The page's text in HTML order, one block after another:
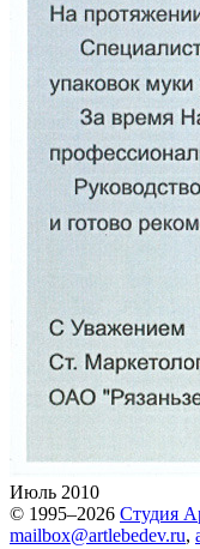
Июль 2010
© 1995–2026 Студия
mailbox@artlebedev.ru,